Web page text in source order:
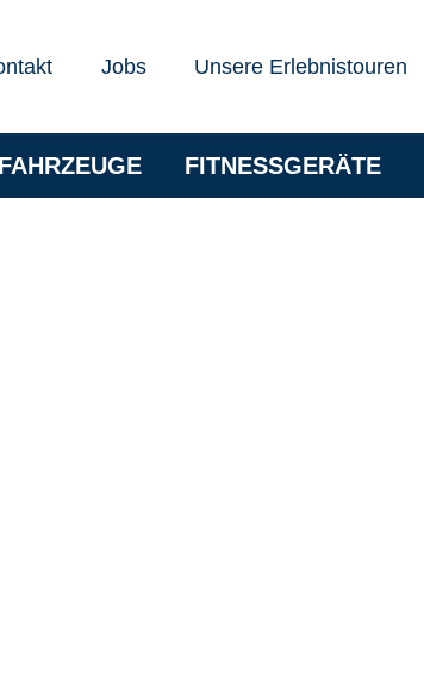
Jobs Unsere Erlebnistouren
FITNESSGERÄTE